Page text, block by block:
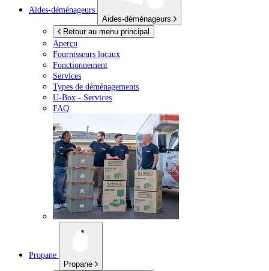
Aides-déménageurs
Aides-déménageurs
Retour au menu principal
Aperçu
Fournisseurs locaux
Fonctionnement
Services
Types de déménagements
U-Box - Services
FAQ
Propane
Propane